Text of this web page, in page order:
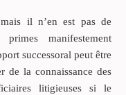
mais il n’en est pas de
manifestement
successoral peut être
de la connaissance des
litigieuses si le